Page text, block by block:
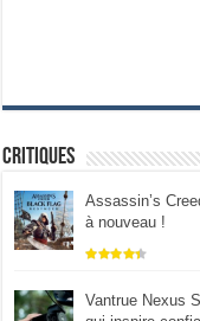
Critiques
Assassin’s
à nouveau !
Vantrue Nexus